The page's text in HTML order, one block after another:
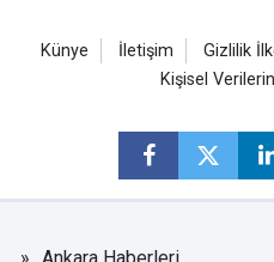
Künye İletişim Gizlilik
Kişisel